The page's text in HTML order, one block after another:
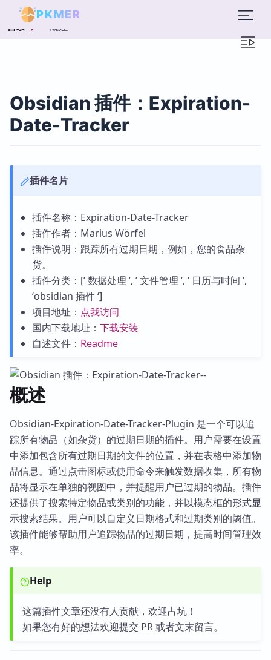
PKMER
目录 概述
Obsidian 插件：Expiration-
Date-Tracker
插件名片
插件名称：Expiration-Date-Tracker
插件作者：Marius Wörfel
插件说明：跟踪所有过期日期，例如，您的食品杂
货。
插件分类：[’ 数据处理 ’, ’ 文件管理 ’, ’ 日历与时间 ’,
‘obsidian 插件 ‘]
项目地址： 点我访问
国内下载地址： 下载安装
自述文件： Readme
概述
Obsidian-Expiration-Date-Tracker-Plugin 是一个可以追
踪所有物品（如杂货）的过期日期的插件。用户需要在设置
中添加包含所有过期日期的文件的位置，并在表格中添加物
品信息。通过点击图标或使用命令来触发数据收集，所有物
品将显示在单独的视图中，并提醒用户已过期的物品。插件
还提供了搜索特定物品或类别的功能，并以模态框的形式显
示搜索结果。用户可以自定义日期格式和过期类别的阈值。
该插件能够帮助用户追踪物品的过期日期，提高时间管理效
率。
Help
这篇插件文章还没有人贡献，欢迎占坑！
如果您有好的想法欢迎提交 PR 或者文末留言。